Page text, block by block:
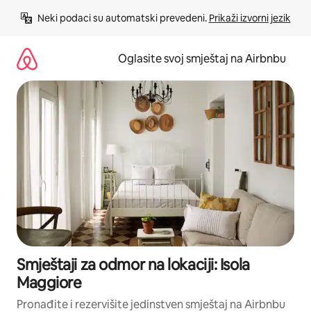
Neki podaci su automatski prevedeni. Prikaži izvorni jezik
Oglasite svoj smještaj na Airbnbu
Smještaji za odmor na lokaciji: Isola
Maggiore
Pronađite i rezervišite jedinstven smještaj na Airbnbu